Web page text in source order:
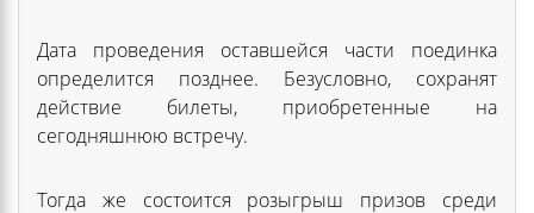
Дата проведения оставшейся части поединка
определится позднее. Безусловно, сохранят
действие билеты, приобретенные на
сегодняшнюю встречу.
Тогда же состоится розыгрыш призов среди